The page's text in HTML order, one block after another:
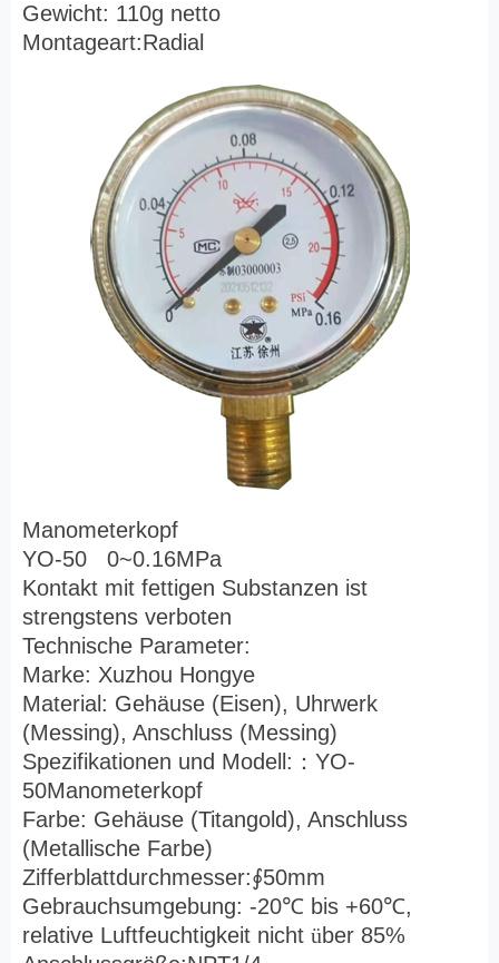
Gewicht: 110g netto
Montageart:Radial
Manometerkopf
YO-50 0~0.16MPa
Kontakt mit fettigen Substanzen ist
strengstens verboten
Technische Parameter:
Marke: Xuzhou Hongye
Material: Gehäuse (Eisen), Uhrwerk
(Messing), Anschluss (Messing)
Spezifikationen und Modell: ： YO-
50Manometerkopf
Farbe: Gehäuse (Titangold), Anschluss
(Metallische Farbe)
Zifferblattdurchmesser:∮50mm
Gebrauchsumgebung: -20℃ bis +60℃,
relative Luftfeuchtigkeit nicht über 85%